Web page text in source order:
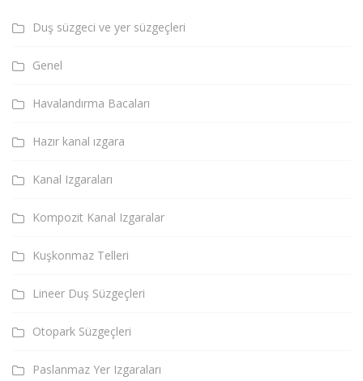
Duş süzgeci ve yer süzgeçleri
Genel
Havalandırma Bacaları
Hazır kanal ızgara
Kanal Izgaraları
Kompozit Kanal Izgaralar
Kuşkonmaz Telleri
Lineer Duş Süzgeçleri
Otopark Süzgeçleri
Paslanmaz Yer Izgaraları